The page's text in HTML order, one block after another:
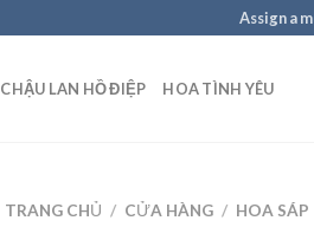
Assign a
CHẬU LAN HỒ ĐIỆP HOA TÌNH YÊU
TRANG CHỦ / CỬA HÀNG / HOA SÁP